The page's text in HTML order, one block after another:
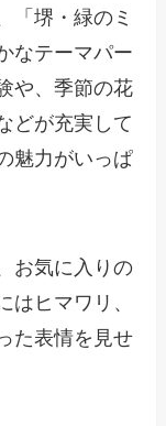
「堺・緑のミ
なテーマパー
や、季節の花
どが充実して
魅力がいっぱ
お気に入りの
はヒマワリ、
た表情を見せ